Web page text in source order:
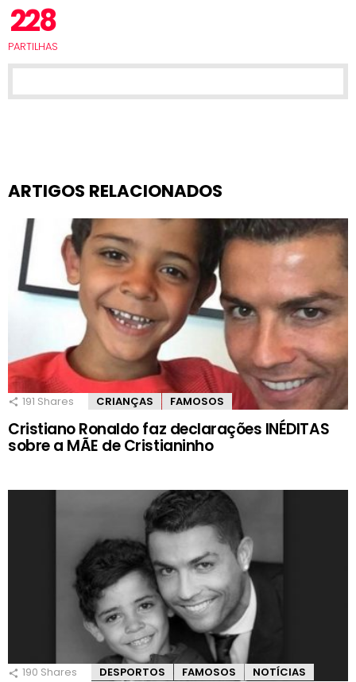
228
PARTILHAS
ARTIGOS RELACIONADOS
191 Shares CRIANÇAS FAMOSOS
Cristiano Ronaldo faz declarações INÉDITAS
sobre a MÃE de Cristianinho
190 Shares DESPORTOS FAMOSOS NOTÍCIAS